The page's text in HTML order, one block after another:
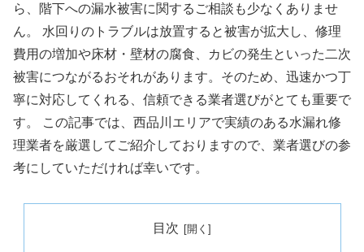
ら、階下への漏水被害に関するご相談も少なくありませ
ん。 水回りのトラブルは放置すると被害が拡大し、修理
費用の増加や床材・壁材の腐食、カビの発生といった二次
被害につながるおそれがあります。そのため、迅速かつ丁
寧に対応してくれる、信頼できる業者選びがとても重要で
す。 この記事では、西品川エリアで実績のある水漏れ修
理業者を厳選してご紹介しておりますので、業者選びの参
考にしていただければ幸いです。
目次